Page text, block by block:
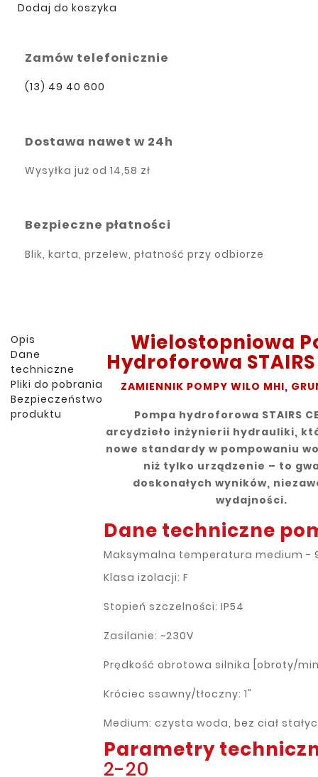
Dodaj do koszyka
Zamów telefonicznie
(13) 49 40 600
Dostawa nawet w 24h
Wysyłka już od 14,58 zł
Bezpieczne płatności
Blik, karta, przelew, płatność przy odbiorze
Opis
Dane
techniczne
Pliki do pobrania
Bezpieczeństwo
produktu
Wielostopniowa
Hydroforowa
ZAMIENNIK POMPY WILO MHI,
Pompa hydroforowa STAIRS
arcydzieło inżynierii hydrauliki,
nowe standardy w pompowaniu
niż tylko urządzenie – to
doskonałych wyników,
wydajności.
Dane techniczne
Maksymalna temperatura medium -
Klasa izolacji: F
Stopień szczelności: IP54
Zasilanie: ~230V
Prędkość obrotowa silnika [obroty/
Króciec ssawny/tłoczny: 1"
Medium: czysta woda, bez ciał
Parametry
2-20